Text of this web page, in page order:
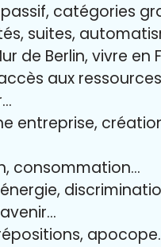
catégories
suites,
de Berlin, vivre en
aux
entreprise,
consommation…